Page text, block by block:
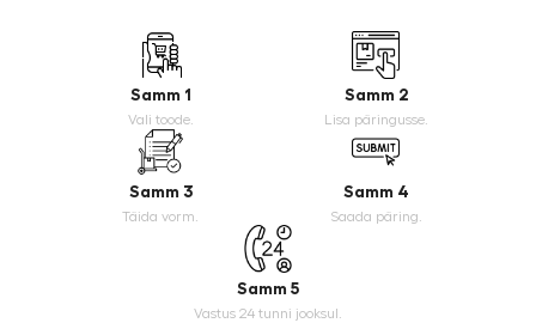
Samm 1
Vali toode.
Samm 2
Lisa päringusse.
Samm 3
Täida vorm.
Samm 4
Saada päring.
Samm 5
Vastus 24 tunni jooksul.